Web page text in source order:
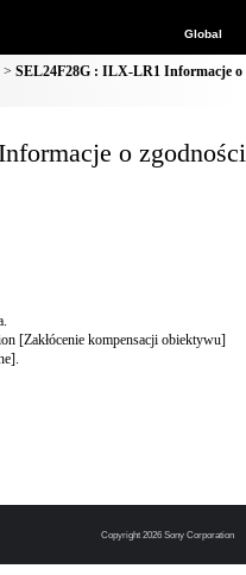
Global
SEL24F28G : ILX-LR1 Informacje o
o zgodności
[Zakłócenie kompensacji obiektywu]
Copyright 2026 Sony Corporation